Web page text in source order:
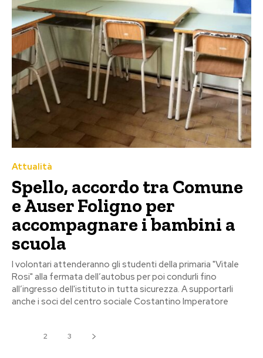
Attualità
Spello, accordo tra Comune
e Auser Foligno per
accompagnare i bambini a
scuola
I volontari attenderanno gli studenti della primaria "Vitale
Rosi" alla fermata dell’autobus per poi condurli fino
all’ingresso dell'istituto in tutta sicurezza. A supportarli
anche i soci del centro sociale Costantino Imperatore
2 3